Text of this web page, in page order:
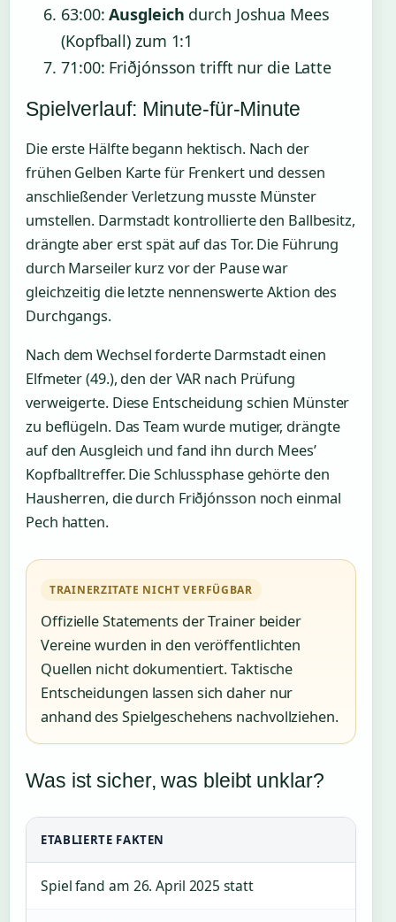
63:00:Ausgleich durch Joshua Mees
(Kopfball) zum 1:1
71:00: Friðjónsson trifft nur die Latte
Spielverlauf: Minute-für-Minute
Die erste Hälfte begann hektisch. Nach der
frühen Gelben Karte für Frenkert und dessen
anschließender Verletzung musste Münster
umstellen. Darmstadt kontrollierte den Ballbesitz,
drängte aber erst spät auf das Tor. Die Führung
durch Marseiler kurz vor der Pause war
gleichzeitig die letzte nennenswerte Aktion des
Durchgangs.
Nach dem Wechsel forderte Darmstadt einen
Elfmeter (49.), den der VAR nach Prüfung
verweigerte. Diese Entscheidung schien Münster
zu beflügeln. Das Team wurde mutiger, drängte
auf den Ausgleich und fand ihn durch Mees’
Kopfballtreffer. Die Schlussphase gehörte den
Hausherren, die durch Friðjónsson noch einmal
Pech hatten.
TRAINERZITATE NICHT VERFÜGBAR
Offizielle Statements der Trainer beider
Vereine wurden in den veröffentlichten
Quellen nicht dokumentiert. Taktische
Entscheidungen lassen sich daher nur
anhand des Spielgeschehens nachvollziehen.
Was ist sicher, was bleibt unklar?
ETABLIERTE FAKTEN
Spiel fand am 26. April 2025 statt